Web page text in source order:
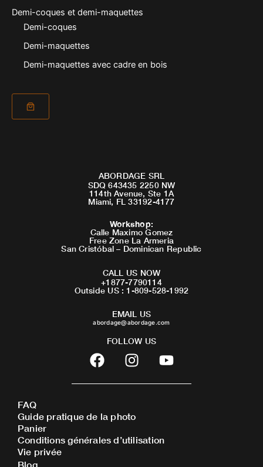
Demi-coques et demi-maquettes
Demi-coques
Demi-maquettes
Demi-maquettes avec cadre en bois
ABORDAGE SRL
SDQ 643435 2250 NW
114th Avenue, Ste 1A
Miami, FL 33192-4177
Workshop:
Calle Maximo Gomez
Free Zone La Armeria
San Cristóbal – Dominican Republic
CALL US NOW
+1877-7790114
Outside US : 1-809-528-1992
EMAIL US
abordage@abordage.com
FOLLOW US
F
a
c
b
o
o
I
n
s
a
g
r
Y
o
u
FAQ
Guide pratique de la photo
Panier
Conditions générales d’utilisation
Vie privée
Blog